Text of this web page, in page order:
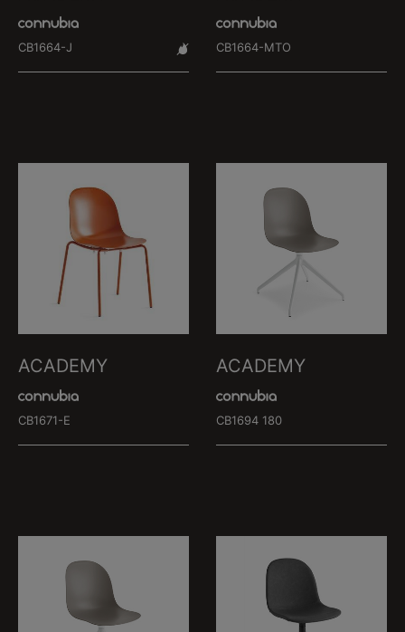
CB1664-J CB1664-MTO
ACADEMY
CB1671-E
ACADEMY
CB1694 180